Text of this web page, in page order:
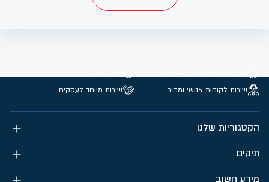
שירות לקוחות אנושי ומהיר
שירות מיוחד לעסקים
הקטגוריות שלנו
תיקים
מידע חשוב